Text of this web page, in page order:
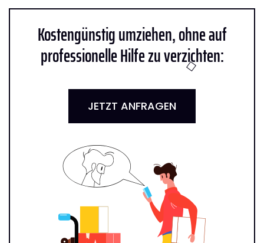
Kostengünstig umziehen, ohne auf
professionelle Hilfe zu verzichten:
JETZT ANFRAGEN